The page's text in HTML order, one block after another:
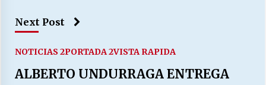
Next Post
NOTICIAS 2PORTADA 2VISTA RAPIDA
ALBERTO UNDURRAGA ENTREGA